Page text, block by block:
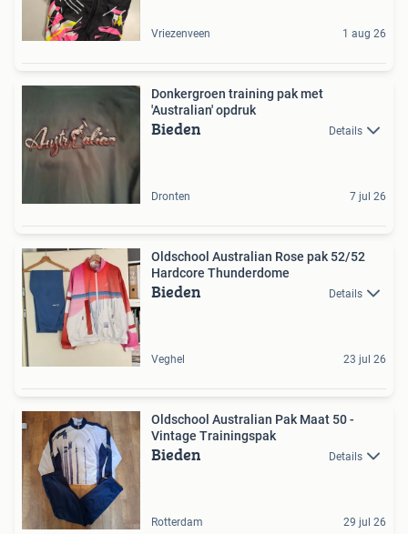
Vriezenveen 1 aug 26
Donkergroen training pak met
'Australian' opdruk
Bieden Details
Dronten 7 jul 26
Oldschool Australian Rose pak 52/52
Hardcore Thunderdome
Bieden Details
Veghel 23 jul 26
Oldschool Australian Pak Maat 50 -
Vintage Trainingspak
Bieden Details
Rotterdam 29 jul 26